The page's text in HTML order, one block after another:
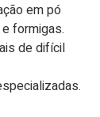
em pó
formigas.
de difícil